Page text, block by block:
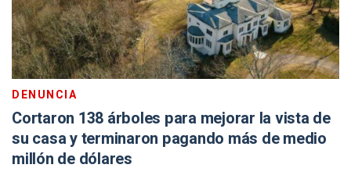
DENUNCIA
Cortaron 138 árboles para mejorar la vista de
su casa y terminaron pagando más de medio
millón de dólares